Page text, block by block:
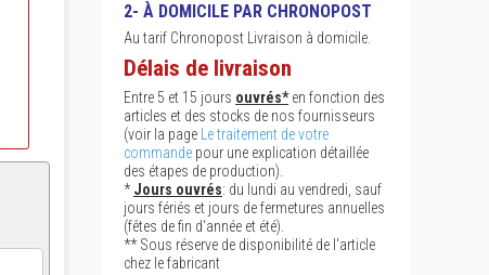
2- À DOMICILE PAR CHRONOPOST
Au tarif Chronopost Livraison à domicile.
Délais de livraison
Entre 5 et 15 jours ouvrés*en fonction des
articles et des stocks de nos fournisseurs
(voir la page
Le traitement de votre
commande pour une explication détaillée
des étapes de production).
*Jours ouvrés: du lundi au vendredi, sauf
jours fériés et jours de fermetures annuelles
(fêtes de fin d'année et été).
** Sous réserve de disponibilité de l'article
chez le fabricant